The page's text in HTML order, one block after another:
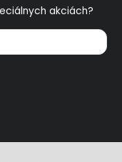
akciách?